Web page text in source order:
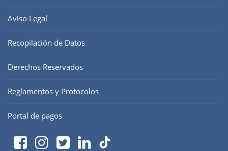
Aviso Legal
Recopilación de Datos
Derechos Reservados
Reglamentos y Protocolos
Portal de pagos